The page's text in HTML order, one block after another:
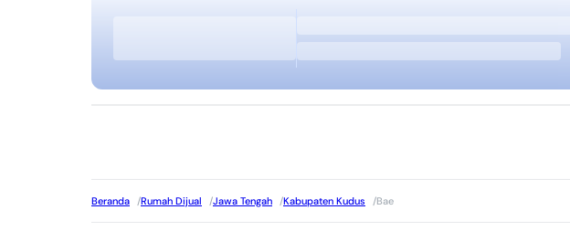
Beranda /Rumah Dijual /Jawa Tengah /Kabupaten Kudus /Bae